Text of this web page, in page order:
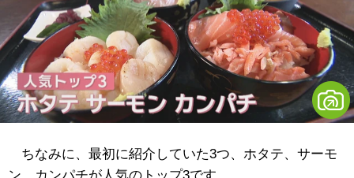
ちなみに、最初に紹介していた3つ、ホタテ、サーモ
ン、カンパチが人気のトップ3です。